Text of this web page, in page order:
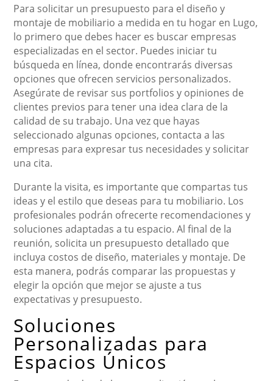
Para solicitar un presupuesto para el diseño y
montaje de mobiliario a medida en tu hogar en Lugo,
lo primero que debes hacer es buscar empresas
especializadas en el sector. Puedes iniciar tu
búsqueda en línea, donde encontrarás diversas
opciones que ofrecen servicios personalizados.
Asegúrate de revisar sus portfolios y opiniones de
clientes previos para tener una idea clara de la
calidad de su trabajo. Una vez que hayas
seleccionado algunas opciones, contacta a las
empresas para expresar tus necesidades y solicitar
una cita.
Durante la visita, es importante que compartas tus
ideas y el estilo que deseas para tu mobiliario. Los
profesionales podrán ofrecerte recomendaciones y
soluciones adaptadas a tu espacio. Al final de la
reunión, solicita un presupuesto detallado que
incluya costos de diseño, materiales y montaje. De
esta manera, podrás comparar las propuestas y
elegir la opción que mejor se ajuste a tus
expectativas y presupuesto.
Soluciones
Personalizadas para
Espacios Únicos